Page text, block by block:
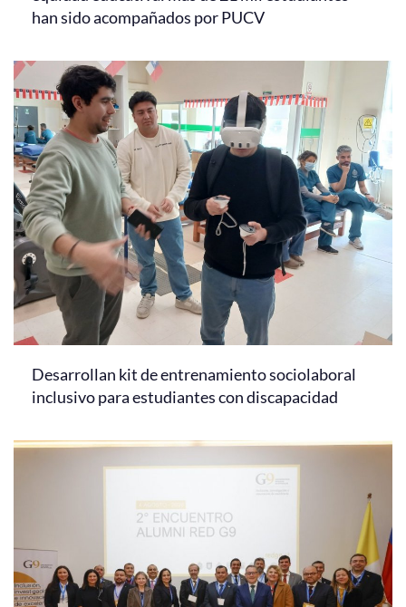
han sido acompañados por PUCV
Desarrollan kit de entrenamiento sociolaboral
inclusivo para estudiantes con discapacidad